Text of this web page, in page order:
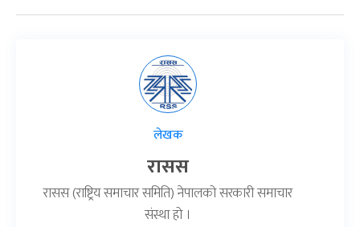
लेखक
रासस
रासस (राष्ट्रिय समाचार समिति) नेपालको सरकारी समाचार
संस्था हो ।